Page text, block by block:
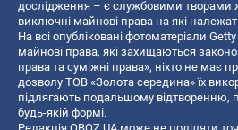
дослідження – є службовими творами
виключні майнові права на які
На всі опубліковані фотоматеріали
майнові права, які захищаються
права та суміжні права», ніхто не має
дозволу ТОВ «Золота середина» їх
підлягають подальшому
будь-якій формі.